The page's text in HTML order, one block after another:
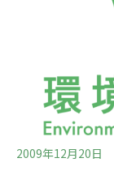
2009年12月20日